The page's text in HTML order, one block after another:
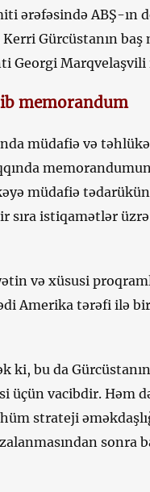
ərəfəsində ABŞ-ın
Gürcüstanın baş
Georgi Marqvelaşvili
memorandum
müdafiə və
müdafiə
sıra istiqamətlər
və xüsusi
Amerika tərəfi ilə
ki, bu da
vacibdir. Həm
strateji
sonra